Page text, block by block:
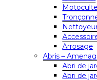
Arrosage
Abris –
Abri de
Abri de